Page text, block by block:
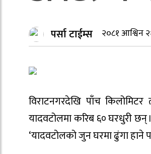
पर्सा टाईम्स २०८१ आश्विन
विराटनगरदेखि पाँच
यादवटोलमा करिब ६० घरधुरी
‘यादवटोलको जुन घरमा ढुंगा हाने